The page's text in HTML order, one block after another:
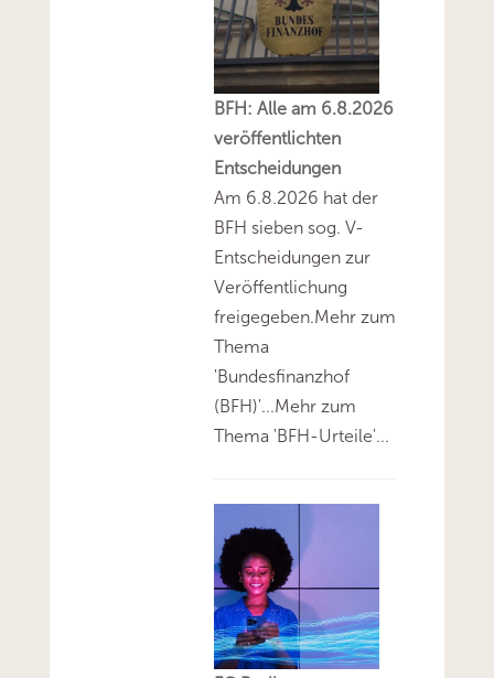
BFH: Alle am 6.8.2026
veröffentlichten
Entscheidungen
Am 6.8.2026 hat der
BFH sieben sog. V-
Entscheidungen zur
Veröffentlichung
freigegeben.Mehr zum
Thema
'Bundesfinanzhof
(BFH)'...Mehr zum
Thema 'BFH-Urteile'...